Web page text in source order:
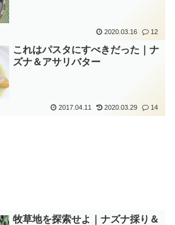
2020.03.16 12
これはパスタにすべきだった｜ナ
ズナ＆アサリバター
2017.04.11 2020.03.29 14
牧草地を探索せよ｜ナズナ採り＆